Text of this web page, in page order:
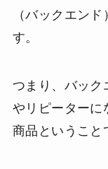
（バックエン
す。
つまり、バック
やリピーターに
商品ということ